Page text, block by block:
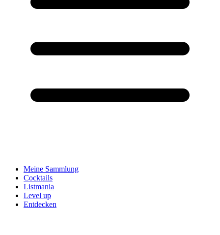
Meine Sammlung
Cocktails
Listmania
Level up
Entdecken